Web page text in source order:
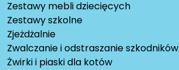
Zestawy mebli dziecięcych
Zestawy szkolne
Zjeżdżalnie
Zwalczanie i odstraszanie szkodników
Żwirki i piaski dla kotów